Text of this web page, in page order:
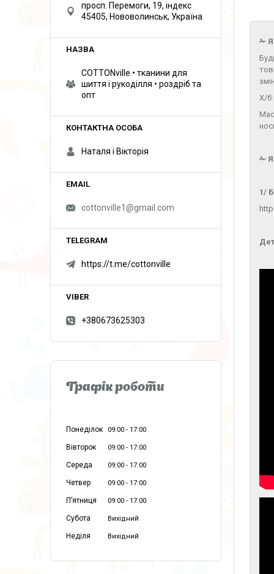
✁
Х/б
✁
1/
просп. Перемоги, 19, індекс
45405, Нововолинськ, Україна
COTTONville • тканини для
шиття і рукоділля • роздріб та
опт
Наталя і Вікторія
cottonville1@gmail.com
https://t.me/cottonville
+380673625303
Графік роботи
Понеділок 09:00 17:00
Вівторок 09:00 17:00
Середа 09:00 17:00
Четвер 09:00 17:00
Пʼятниця 09:00 17:00
Субота Вихідний
Неділя Вихідний